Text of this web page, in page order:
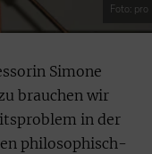
Foto: pro
Simone
brauchen wir
in der
philosophisch-